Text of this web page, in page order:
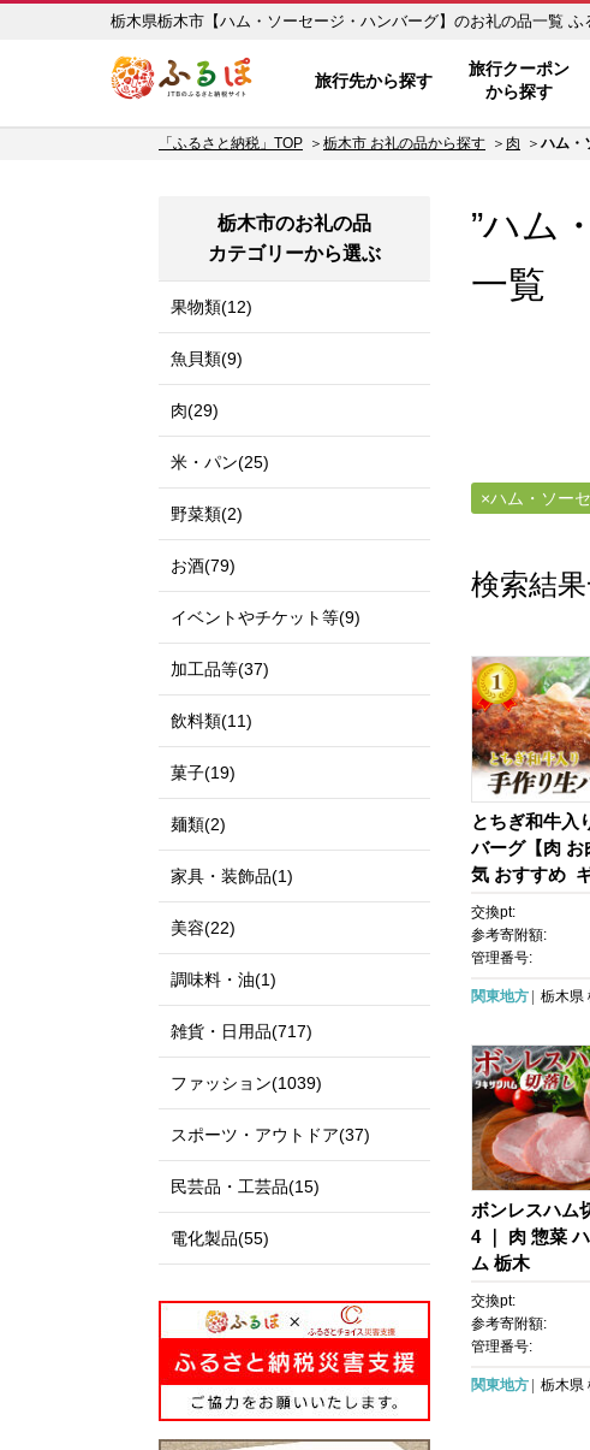
栃木
旅行先から探す
旅行クーポン
から探す
「ふるさと納税」TOP 栃木市 お礼の品から探す 肉 ハム・
”ハム
一覧
ハム・ソー
検索結
とちぎ和牛入
バーグ【肉 お
気 おすすめ ギ
交換pt:
参考寄附額:
管理番号:
関東地方 栃木県
ボンレスハム
4 ｜ 肉 惣菜
ム 栃木
交換pt:
参考寄附額:
管理番号:
関東地方 栃木県
栃木市のお礼の品
カテゴリーから選ぶ
果物類(12)
魚貝類(9)
肉(29)
米・パン(25)
野菜類(2)
お酒(79)
イベントやチケット等(9)
加工品等(37)
飲料類(11)
菓子(19)
麺類(2)
家具・装飾品(1)
美容(22)
調味料・油(1)
雑貨・日用品(717)
ファッション(1039)
スポーツ・アウトドア(37)
民芸品・工芸品(15)
電化製品(55)